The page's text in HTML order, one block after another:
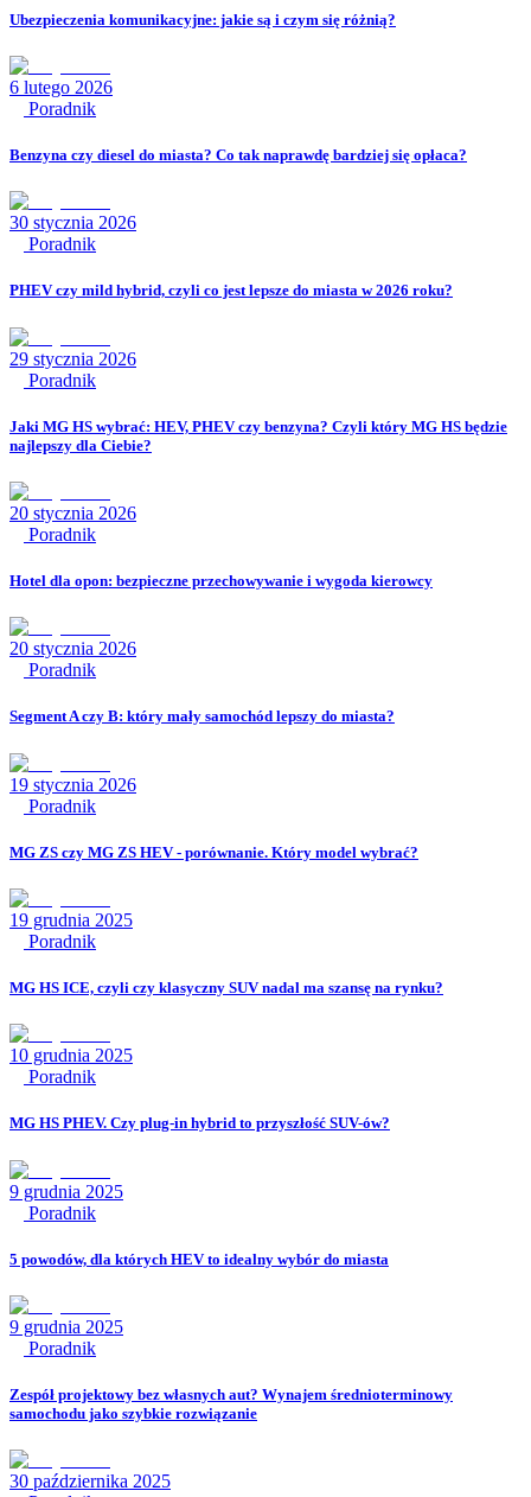
Ubezpieczenia komunikacyjne: jakie są i czym się różnią?
6 lutego 2026
Poradnik
Benzyna czy diesel do miasta? Co tak naprawdę bardziej się opłaca?
30 stycznia 2026
Poradnik
PHEV czy mild hybrid, czyli co jest lepsze do miasta w 2026 roku?
29 stycznia 2026
Poradnik
Jaki MG HS wybrać: HEV, PHEV czy benzyna? Czyli który MG HS będzie
najlepszy dla Ciebie?
20 stycznia 2026
Poradnik
Hotel dla opon: bezpieczne przechowywanie i wygoda kierowcy
20 stycznia 2026
Poradnik
Segment A czy B: który mały samochód lepszy do miasta?
19 stycznia 2026
Poradnik
MG ZS czy MG ZS HEV - porównanie. Który model wybrać?
19 grudnia 2025
Poradnik
MG HS ICE, czyli czy klasyczny SUV nadal ma szansę na rynku?
10 grudnia 2025
Poradnik
MG HS PHEV. Czy plug-in hybrid to przyszłość SUV-ów?
9 grudnia 2025
Poradnik
5 powodów, dla których HEV to idealny wybór do miasta
9 grudnia 2025
Poradnik
Zespół projektowy bez własnych aut? Wynajem średnioterminowy
samochodu jako szybkie rozwiązanie
30 października 2025